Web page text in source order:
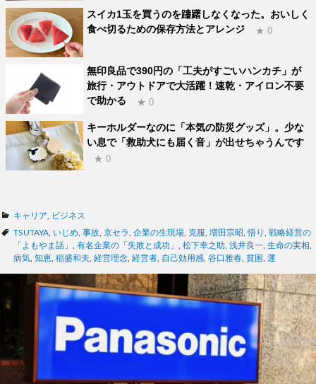
スイカ1玉を買うのを躊躇しなくなった。おいしく
食べ切るための保存方法とアレンジ
★ 0
無印良品で390円の「工夫がすごいハンカチ」が
旅行・アウトドアで大活躍！速乾・アイロン不要
で助かる
★ 0
キーホルダーなのに「本気の防災グッズ」。少な
い息で「救助犬にも届く音」が出せちゃうんです
★ 0
カ
テ
ゴ
リ
キャリア
ビジネス
タ
グ
TSUTAYA いじめ 事故 京セラ 企業の生現場 克服 増田宗昭 ,悟り
戦略経営の
「よもやま話」
有名企業の「失敗と成功」 松下幸之助 浅井良一 生命の実相
病気 知恵 稲盛和夫 経営理念 経営者 自己効用感 谷口雅春 貧困 運